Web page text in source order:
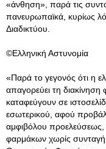
«άνθηση», παρά τις
πανευρωπαϊκά, κυρίως
Διαδικτύου.
©Ελληνική Αστυνομία
«Παρά το γεγονός ότι η
απαγορεύει τη
καταφεύγουν σε
εσωτερικού, αφού
αμφιβόλου
φαρμάκων χωρίς συνταγή